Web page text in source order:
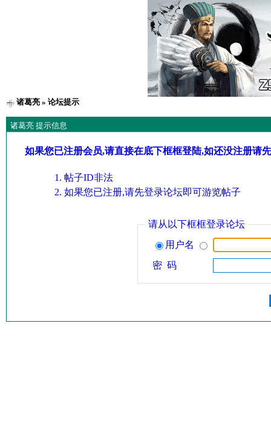
诸葛亮» 论坛提示
诸葛亮 提示信息
如果您已注册会员,请直接在底下框框登陆,如还没注册请
帖子ID非法
如果您已注册,请先登录论坛即可游览帖子
请从以下框框登录论坛
用户名
密 码